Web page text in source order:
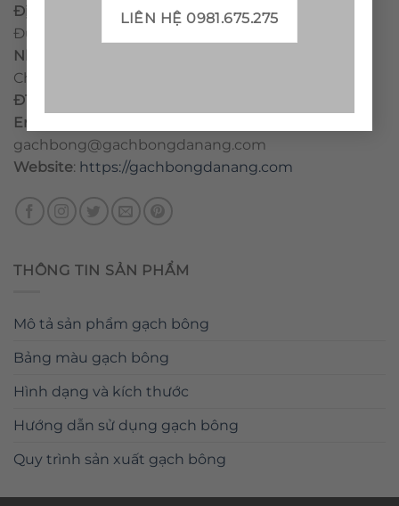
LIÊN HỆ 0981.675.275
Địa chỉ:
CCN Quán Lát, Xã Đức Chánh, Huyện Mộ
Đức, Tỉnh Quảng Ngãi
Nhà máy miền trung:
Chánh, Huyện Mộ Đức, Tỉnh Quảng Ngãi, Việt Nam
ĐT
Email
gachbong@gachbongdanang.com
Website: https://gachbongdanang.com
THÔNG TIN SẢN PHẨM
Mô tả sản phẩm gạch bông
Bảng màu gạch bông
Hình dạng và kích thước
Hướng dẫn sử dụng gạch bông
Quy trình sản xuất gạch bông